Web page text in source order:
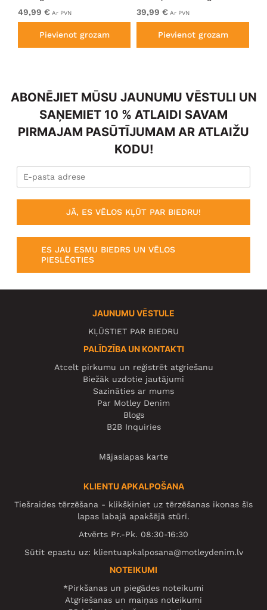
49,99 € Ar PVN
Pievienot grozam
39,99 € Ar PVN
Pievienot grozam
ABONĒJIET MŪSU JAUNUMU VĒSTULI UN
SAŅEMIET 10 % ATLAIDI SAVAM
PIRMAJAM PASŪTĪJUMAM AR ATLAIŽU
KODU!
JĀ, ES VĒLOS KĻŪT PAR BIEDRU!
ES JAU ESMU BIEDRS UN VĒLOS
PIESLĒGTIES
JAUNUMU VĒSTULE
KĻŪSTIET PAR BIEDRU
PALĪDZĪBA UN KONTAKTI
Atcelt pirkumu un reģistrēt atgriešanu
Biežāk uzdotie jautājumi
Sazināties ar mums
Par Motley Denim
Blogs
B2B Inquiries
Mājaslapas karte
KLIENTU APKALPOŠANA
Tiešraides tērzēšana - klikšķiniet uz tērzēšanas ikonas šīs
lapas labajā apakšējā stūrī.
Atvērts Pr.-Pk. 08:30-16:30
Sūtīt epastu uz: klientuapkalposana@motleydenim.lv
NOTEIKUMI
*Pirkšanas un piegādes noteikumi
Atgriešanas un maiņas noteikumi